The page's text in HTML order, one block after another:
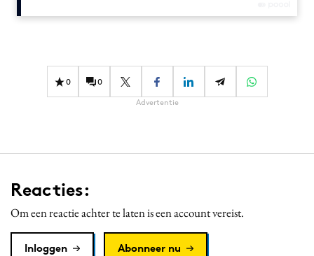
Martech
Programmatic
0 0
Advertentie
Reacties:
Om een reactie achter te laten is een account vereist.
Inloggen Abonneer nu